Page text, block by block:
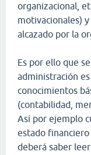
organizacional,
motivacionales)
alcazado por la
Es por ello que
administración
conocimientos
(contabilidad,
Así por ejemplo
estado
deberá saber